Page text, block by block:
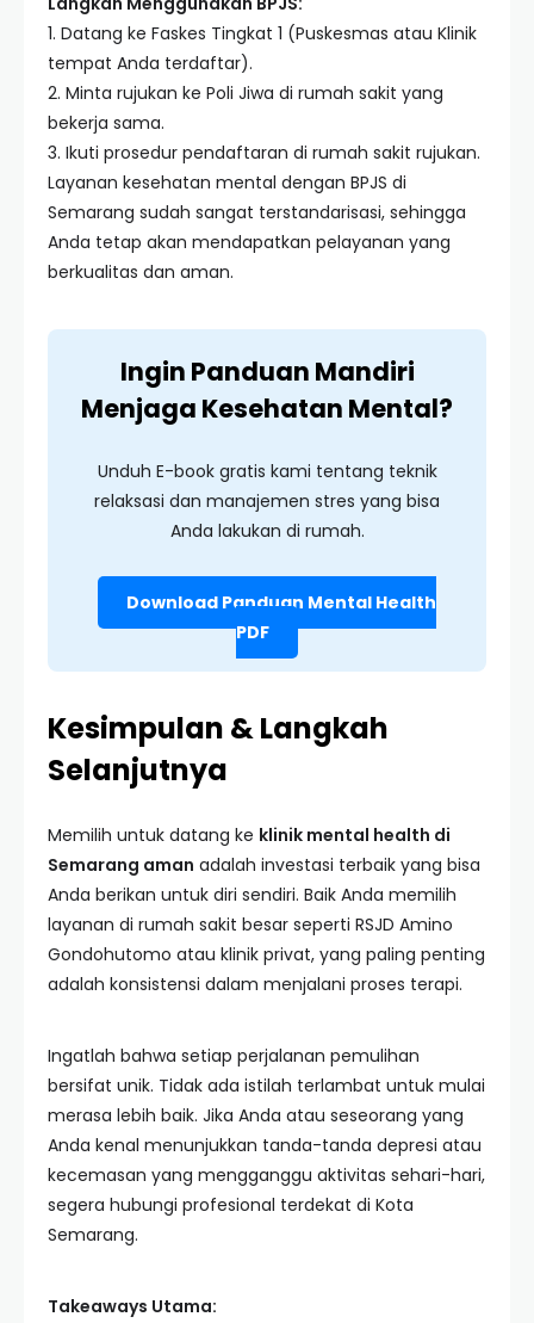
1. Datang ke Faskes Tingkat 1 (Puskesmas atau Klinik
tempat Anda terdaftar).
2. Minta rujukan ke Poli Jiwa di rumah sakit yang
bekerja sama.
3. Ikuti prosedur pendaftaran di rumah sakit rujukan.
Layanan kesehatan mental dengan BPJS di
Semarang sudah sangat terstandarisasi, sehingga
Anda tetap akan mendapatkan pelayanan yang
berkualitas dan aman.
Ingin Panduan Mandiri
Menjaga Kesehatan Mental?
Unduh E-book gratis kami tentang teknik
relaksasi dan manajemen stres yang bisa
Anda lakukan di rumah.
Download Panduan Mental Health
PDF
Kesimpulan & Langkah
Selanjutnya
Memilih untuk datang ke klinik mental health di
Semarang aman adalah investasi terbaik yang bisa
Anda berikan untuk diri sendiri. Baik Anda memilih
layanan di rumah sakit besar seperti RSJD Amino
Gondohutomo atau klinik privat, yang paling penting
adalah konsistensi dalam menjalani proses terapi.
Ingatlah bahwa setiap perjalanan pemulihan
bersifat unik. Tidak ada istilah terlambat untuk mulai
merasa lebih baik. Jika Anda atau seseorang yang
Anda kenal menunjukkan tanda-tanda depresi atau
kecemasan yang mengganggu aktivitas sehari-hari,
segera hubungi profesional terdekat di Kota
Semarang.
Takeaways Utama: